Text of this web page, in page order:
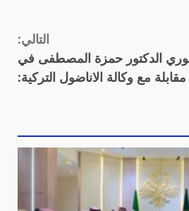
التالي:
الدكتور حمزة المصطفى في
مقابلة مع وكالة الاناضول التركية: